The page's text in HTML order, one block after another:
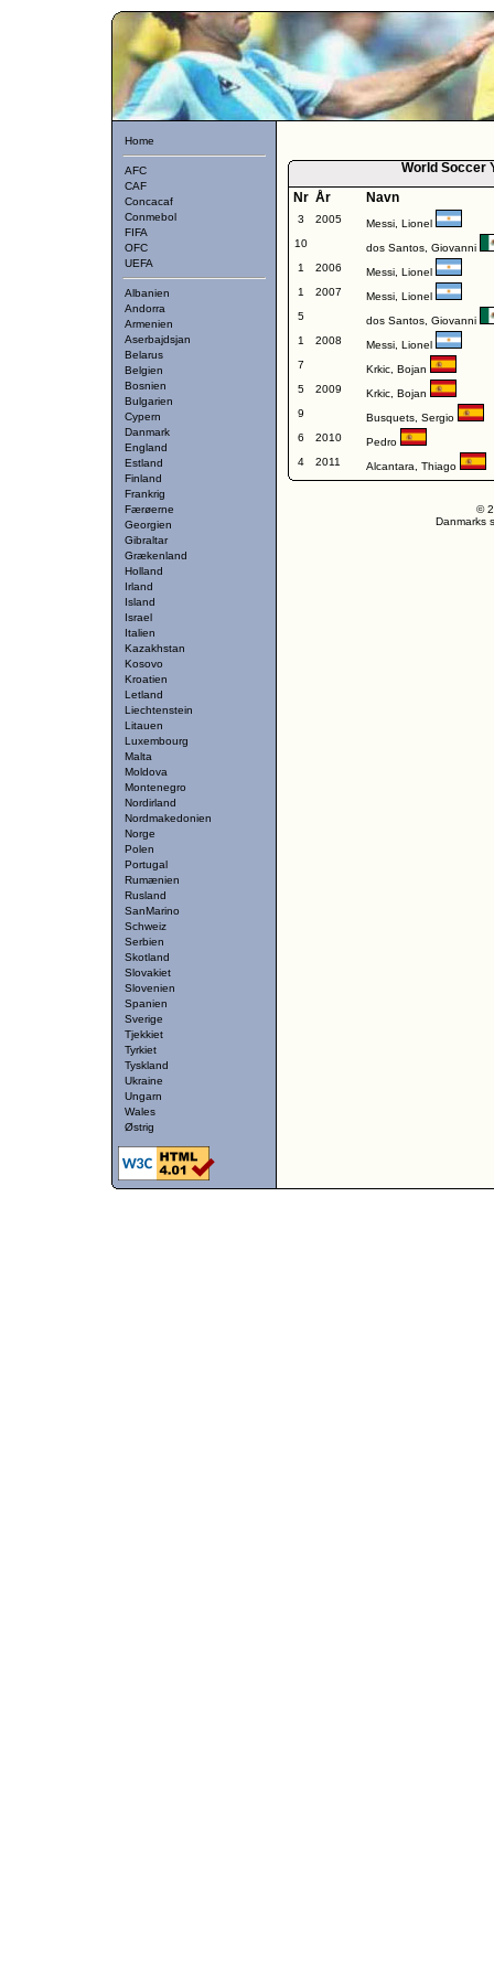
Home
AFC
CAF
Concacaf
Conmebol
FIFA
OFC
UEFA
Albanien
Andorra
Armenien
Aserbajdsjan
Belarus
Belgien
Bosnien
Bulgarien
Cypern
Danmark
England
Estland
Finland
Frankrig
Færøerne
Georgien
Gibraltar
Grækenland
Holland
Irland
Island
Israel
Italien
Kazakhstan
Kosovo
Kroatien
Letland
Liechtenstein
Litauen
Luxembourg
Malta
Moldova
Montenegro
Nordirland
Nordmakedonien
Norge
Polen
Portugal
Rumænien
Rusland
SanMarino
Schweiz
Serbien
Skotland
Slovakiet
Slovenien
Spanien
Sverige
Tjekkiet
Tyrkiet
Tyskland
Ukraine
Ungarn
Wales
Østrig
World Soccer
Nr År Navn
3 2005
Messi, Lionel
10
dos Santos, Giovanni
1
2006
Messi, Lionel
1
2007
Messi, Lionel
5
dos Santos, Giovanni
1
2008
Messi, Lionel
7
Krkic, Bojan
5
2009
Krkic, Bojan
9
Busquets, Sergio
6
2010
Pedro
4
2011 Alcantara, Thiago
©
Danmarks